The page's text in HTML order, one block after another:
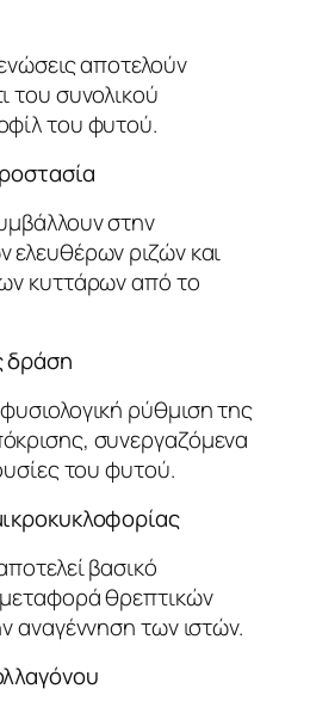
αποτελούν
του συνολικού
του φυτού.
στην
ριζών και
κυττάρων από το
δράση
ρύθμιση της
συνεργαζόμενα
του φυτού.
βασικό
θρεπτικών
αναγέννηση των ιστών.